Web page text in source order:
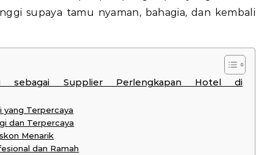
supaya tamu nyaman, bahagia, dan kembali
sebagai Supplier Perlengkapan Hotel di
yang Terpercaya
dan Terpercaya
Menarik
dan Ramah